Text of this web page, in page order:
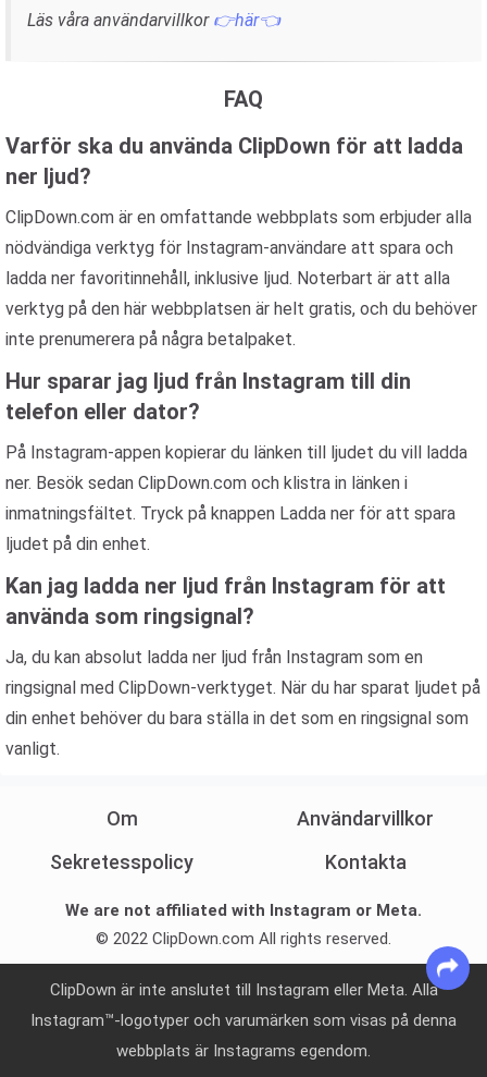
Läs våra användarvillkor 👉här👈
FAQ
Varför ska du använda ClipDown för att ladda
ner ljud?
ClipDown.com är en omfattande webbplats som erbjuder alla
nödvändiga verktyg för Instagram-användare att spara och
ladda ner favoritinnehåll, inklusive ljud. Noterbart är att alla
verktyg på den här webbplatsen är helt gratis, och du behöver
inte prenumerera på några betalpaket.
Hur sparar jag ljud från Instagram till din
telefon eller dator?
På Instagram-appen kopierar du länken till ljudet du vill ladda
ner. Besök sedan ClipDown.com och klistra in länken i
inmatningsfältet. Tryck på knappen Ladda ner för att spara
ljudet på din enhet.
Kan jag ladda ner ljud från Instagram för att
använda som ringsignal?
Ja, du kan absolut ladda ner ljud från Instagram som en
ringsignal med ClipDown-verktyget. När du har sparat ljudet på
din enhet behöver du bara ställa in det som en ringsignal som
vanligt.
Om
Användarvillkor
Sekretesspolicy
Kontakta
We are not affiliated with Instagram or Meta.
© 2022 ClipDown.com All rights reserved.
ClipDown är inte anslutet till Instagram eller Meta. Alla
Instagram™-logotyper och varumärken som visas på denna
webbplats är Instagrams egendom.